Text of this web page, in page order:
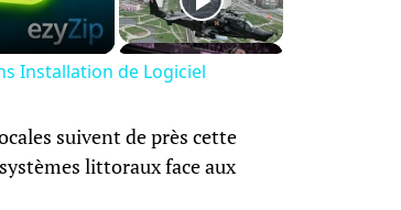
Installation de Logiciel
suivent de près cette
littoraux face aux